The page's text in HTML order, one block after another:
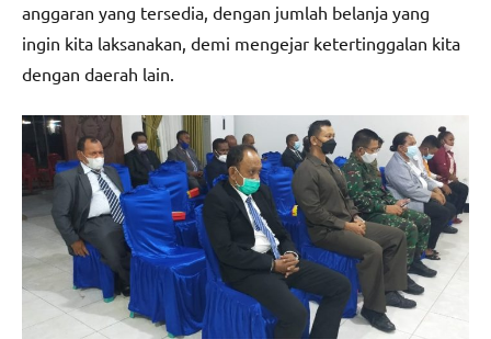
anggaran yang tersedia, dengan jumlah belanja yang
ingin kita laksanakan, demi mengejar ketertinggalan kita
dengan daerah lain.